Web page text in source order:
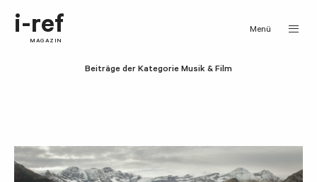
i-ref
MAGAZIN
Menü
Beiträge der Kategorie Musik & Film